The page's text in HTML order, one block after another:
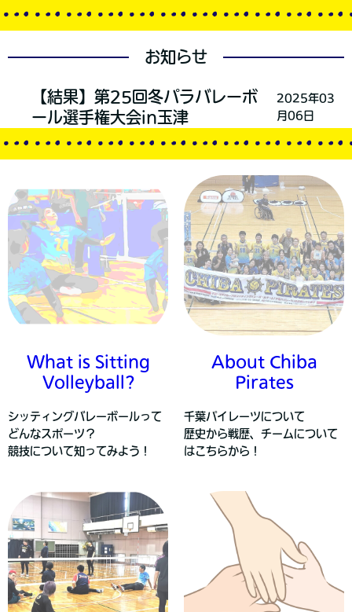
お知らせ
【結果】第25回冬パラバレーボ
ール選手権大会in玉津
2025年03
月06日
What is Sitting
Volleyball?
シッティングバレーボールって
どんなスポーツ？
競技について知ってみよう！
About Chiba
Pirates
千葉パイレーツについて
歴史から戦歴、チームについて
はこちらから！